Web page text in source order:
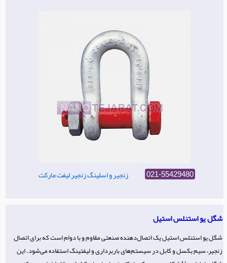
زنجیر و اسلینگ زنجیر لیفت مارکت 021-55429480
شگل یو استنلس استیل
شگل یو استنلس استیل یک اتصال‌دهنده صنعتی مقاوم و با دوام است که برای اتصال
زنجیر، سیم بکسل و کابل در سیستم‌های باربرداری و لیفتینگ استفاده می‌شود. این